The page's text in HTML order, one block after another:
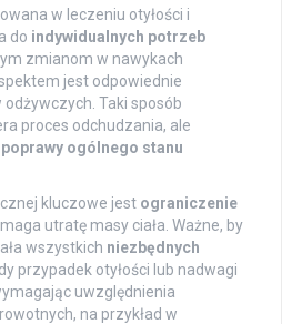
w leczeniu otyłości i
do indywidualnych potrzeb
zmianom w nawykach
jest odpowiednie
Taki sposób
proces odchudzania, ale
poprawy ogólnego stanu
kluczowe jest ograniczenie
utratę masy ciała. Ważne, by
wszystkich niezbędnych
przypadek otyłości lub nadwagi
uwzględnienia
na przykład w